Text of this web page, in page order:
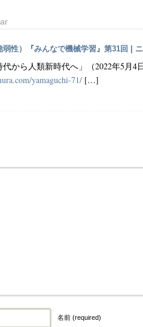
弱性）『みんなで機械学習』第31回 |
から人類新時代へ」（2022年5月4日
yamaguchi-71/ […]
名前 (required)